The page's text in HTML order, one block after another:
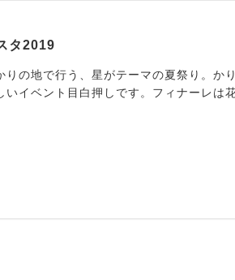
タ2019
りの地で行う、星がテーマの夏祭り。
いイベント目白押しです。フィナーレは